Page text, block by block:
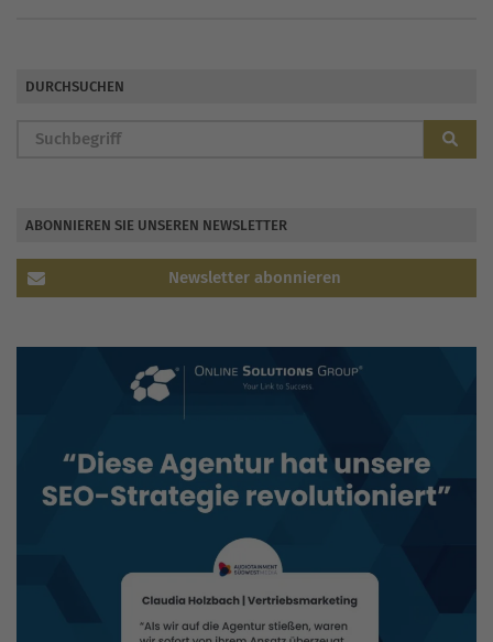
DURCHSUCHEN
ABONNIEREN SIE UNSEREN NEWSLETTER
Newsletter abonnieren